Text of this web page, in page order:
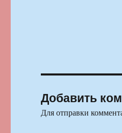
Добавить
Для отправки